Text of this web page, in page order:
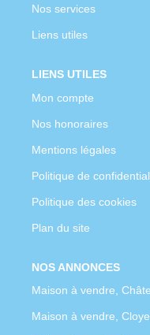
Nos services
Liens utiles
LIENS UTILES
Mon compte
Nos honoraires
Mentions légales
Politique de
Politique des cookies
Plan du site
NOS ANNONCES
Maison à vendre,
Maison à vendre,